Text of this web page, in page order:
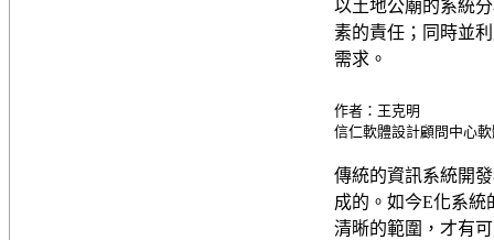
以土地公廟的系統
素的責任；同時並
需求。
作者：王克明
信仁軟體設計顧問中心
傳統的資訊系統開
成的。如今E化系
清晰的範圍，才有